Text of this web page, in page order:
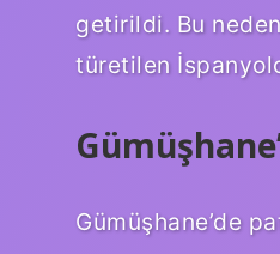
getirildi. Bu
türetilen
Gümüşhane’de